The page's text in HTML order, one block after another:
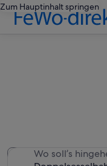
Zum Hauptinhalt springen
Wo soll’s